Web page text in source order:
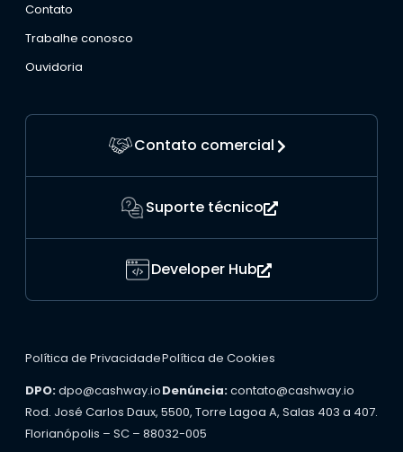
Contato
Trabalhe conosco
Ouvidoria
Contato comercial
Suporte técnico
Developer Hub
Política de PrivacidadePolítica de Cookies
DPO:dpo@cashway.ioDenúncia:contato@cashway.io
Rod. José Carlos Daux, 5500, Torre Lagoa A, Salas 403 a 407.
Florianópolis – SC – 88032-005